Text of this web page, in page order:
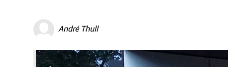
André Thull